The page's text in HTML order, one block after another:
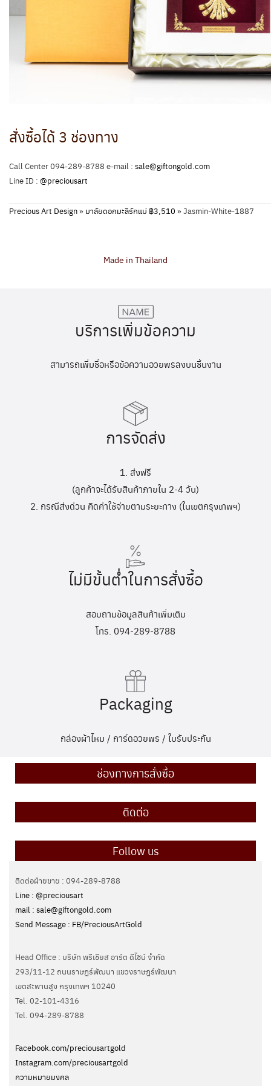
สั่งซื้อได้ 3 ช่องทาง
Call Center 094-289-8788 e-mail : sale@giftongold.com
Line ID : @preciousart
Precious Art Design» มาลัยดอกมะลิรักแม่ ฿3,510 »Jasmin-White-1887
Made in Thailand
บริการเพิ่มข้อความ
สามารถเพิ่มชื่อหรือข้อความอวยพรลงบนชิ้นงาน
การจัดส่ง
1. ส่งฟรี
(ลูกค้าจะได้รับสินค้าภายใน 2-4 วัน)
2. กรณีส่งด่วน คิดค่าใช้จ่ายตามระยะทาง (ในเขตกรุงเทพฯ)
ไม่มีขั้นต่ำในการสั่งซื้อ
สอบถามข้อมูลสินค้าเพิ่มเติม
โทร. 094-289-8788
Packaging
กล่องผ้าไหม / การ์ดอวยพร / ใบรับประกัน
ช่องทางการสั่งซื้อ
ติดต่อ
Follow us
ติดต่อฝ่ายขาย : 094-289-8788
Line : @preciousart
mail : sale@giftongold.com
Send Message : FB/PreciousArtGold
Head Office : บริษัท พรีเชียส อาร์ต ดีไซน์ จำกัด
293/11-12 ถนนราษฎร์พัฒนา แขวงราษฎร์พัฒนา
เขตสะพานสูง กรุงเทพฯ 10240
Tel. 02-101-4316
Tel. ‭094-289-8788‬
Facebook.com/preciousartgold
Instagram.com/preciousartgold
ความหมายมงคล